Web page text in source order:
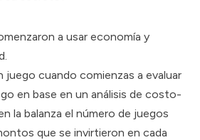
a usar economía y
juego cuando comienzas a evaluar
en base en un análisis de costo-
la balanza el número de juegos
que se invirtieron en cada